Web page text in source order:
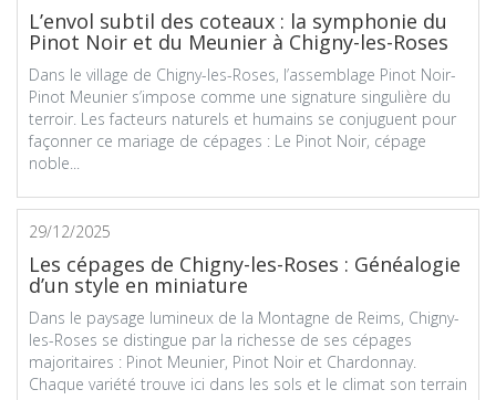
L’envol subtil des coteaux : la symphonie du
Pinot Noir et du Meunier à Chigny-les-Roses
Dans le village de Chigny-les-Roses, l’assemblage Pinot Noir-
Pinot Meunier s’impose comme une signature singulière du
terroir. Les facteurs naturels et humains se conjuguent pour
façonner ce mariage de cépages : Le Pinot Noir, cépage
noble...
29/12/2025
Les cépages de Chigny-les-Roses : Généalogie
d’un style en miniature
Dans le paysage lumineux de la Montagne de Reims, Chigny-
les-Roses se distingue par la richesse de ses cépages
majoritaires : Pinot Meunier, Pinot Noir et Chardonnay.
Chaque variété trouve ici dans les sols et le climat son terrain